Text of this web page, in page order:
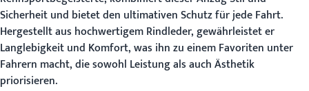
Sicherheit und bietet den ultimativen Schutz für jede Fahrt.
Hergestellt aus hochwertigem Rindleder, gewährleistet er
Langlebigkeit und Komfort, was ihn zu einem Favoriten unter
Fahrern macht, die sowohl Leistung als auch Ästhetik
priorisieren.